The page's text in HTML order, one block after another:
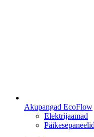
Akupangad EcoFlow
Elektrijaamad
Päikesepaneelid